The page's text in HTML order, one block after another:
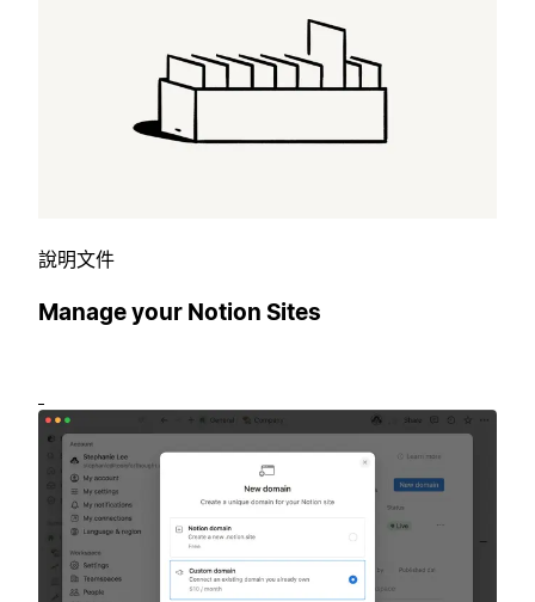
說明文件
Manage your Notion Sites